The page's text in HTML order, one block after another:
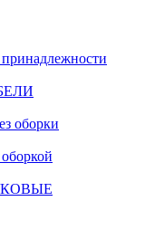
оборки